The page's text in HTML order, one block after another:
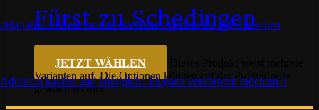
Fürst zu Schedingen
€49,90
JETZT WÄHLEN
Varianten auf. Die Optionen können auf der Produktseite
gewählt werden